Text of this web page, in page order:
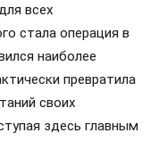
всех
стала операция в
наиболее
превратила
своих
здесь главным